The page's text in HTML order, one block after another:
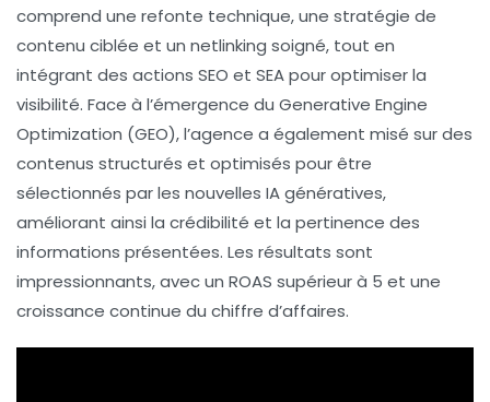
comprend une refonte technique, une stratégie de
contenu ciblée et un netlinking soigné, tout en
intégrant des actions SEO et SEA pour optimiser la
visibilité. Face à l’émergence du Generative Engine
Optimization (GEO), l’agence a également misé sur des
contenus structurés et optimisés pour être
sélectionnés par les nouvelles IA génératives,
améliorant ainsi la crédibilité et la pertinence des
informations présentées. Les résultats sont
impressionnants, avec un ROAS supérieur à 5 et une
croissance continue du chiffre d’affaires.